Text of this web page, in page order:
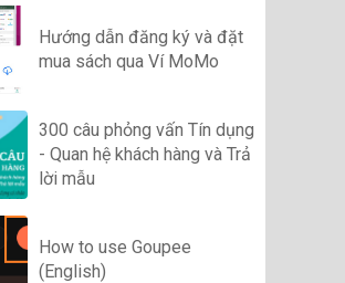
Hướng dẫn đăng ký và đặt
mua sách qua Ví MoMo
300 câu phỏng vấn Tín dụng
- Quan hệ khách hàng và Trả
lời mẫu
How to use Goupee
(English)